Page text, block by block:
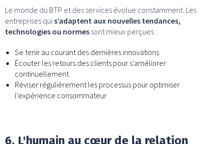
Le monde du BTP et des services évolue constamment. Les
entreprises quis’adaptent aux nouvelles tendances,
technologies ou normes sont mieux perçues :
Se tenir au courant des dernières innovations
Écouter les retours des clients pour s’améliorer
continuellement
Réviser régulièrement les processus pour optimiser
l’expérience consommateur
6. L'humain au cœur de la relation